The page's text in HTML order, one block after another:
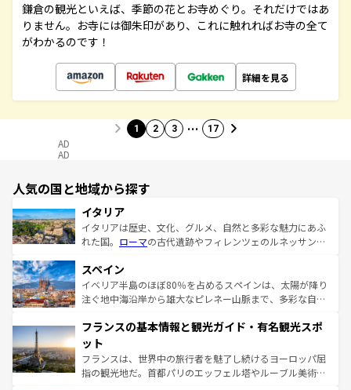
鎌倉の観光といえば、季節の花とお寺めぐり。それだけではあ
りません。お寺には御朱印があり、これに触れればお寺の全て
がわかるのです！
詳細を見る
1 2 3 … 17
AD
AD
人気の国と地域から探す
イタリア
イタリアは歴史、文化、グルメ、自然と多彩な魅力にあふ
れた国。 ローマの古代遺跡やフィレンツェのルネッサンス
ろん、トスカーナの美しい田園風景やアマルフィ海岸の絶
景など、自然景観も見逃せない。観光の合間には、本場の
ピザやパスタなど、絶品のイタリア料理を堪能することも
ませてくれるイタリアで、忘れられない旅をしてみよう！
なお、新着のイタリア情報は
しい。
スペイン
イベリア半島のほぼ80％を占めるスペインは、太陽が降り
注ぐ地中海沿岸から雄大なピレネー山脈まで、多彩な自然
文化が根付くこの国では、情熱的なフラメンコ、熱気あふ
れる闘牛、そして美味しいタパスが生活の一部となってい
る。首都マドリードの洗練された雰囲気や、バルセロナの
アートに溢れた街角から、地方では古代ローマ遺跡や中世
フランスの基本情報と観光ガイド・有名観光スポ
ット
フランスは、世界中の旅行者を魅了し続けるヨーロッパ屈
指の観光地だ。首都パリのエッフェル塔やルーブル美術館